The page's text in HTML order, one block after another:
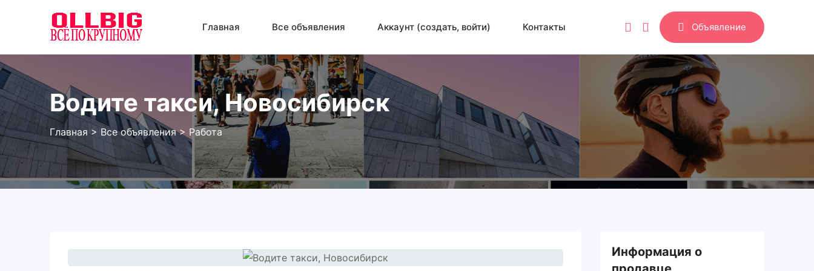
содержанию
Главная Все объявления Аккаунт (создать, войти) Контакты Объявление
Водите такси, Новосибирск
Главная > Все объявления> Работа
Информация о